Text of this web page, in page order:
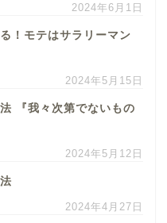
2024年6月1日
！モテはサラリーマン
2024年5月15日
『我々次第でないもの
2024年5月12日
2024年4月27日